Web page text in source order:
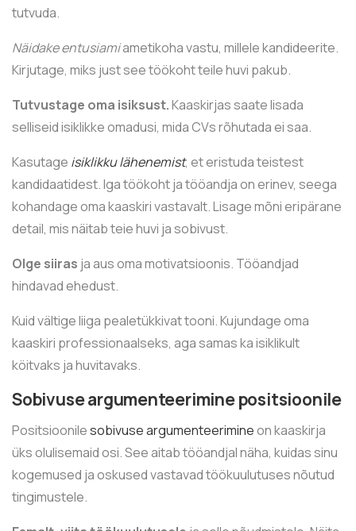
tutvuda.
Näidake entusiamiametikoha vastu, millele kandideerite.
Kirjutage, miks just see töökoht teile huvi pakub.
Tutvustage oma isiksust.Kaaskirjas saate lisada
selliseid isiklikke omadusi, mida CVs rõhutada ei saa.
Kasutage isiklikku lähenemist, et eristuda teistest
kandidaatidest. Iga töökoht ja tööandja on erinev, seega
kohandage oma kaaskiri vastavalt. Lisage mõni eripärane
detail, mis näitab teie huvi ja sobivust.
Olge siiras ja aus oma motivatsioonis. Tööandjad
hindavad ehedust.
Kuid vältige liiga pealetükkivat tooni. Kujundage oma
kaaskiri professionaalseks, aga samas ka isiklikult
köitvaks ja huvitavaks.
Sobivuse argumenteerimine positsioonile
Positsioonilesobivuse argumenteerimineon kaaskirja
üks olulisemaid osi. See aitab tööandjal näha, kuidas sinu
kogemused ja oskused vastavad töökuulutuses nõutud
tingimustele.